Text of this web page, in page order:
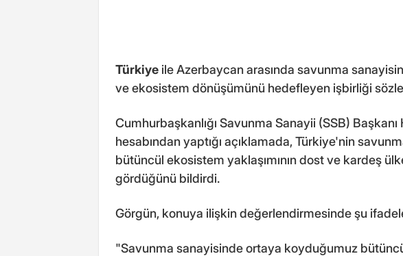
Türkiye ile Azerbaycan arasında savunma
ve ekosistem dönüşümünü hedefleyen işbirliği
Cumhurbaşkanlığı Savunma Sanayii (SSB)
hesabından yaptığı açıklamada, Türkiye'nin
bütüncül ekosistem yaklaşımının dost ve kardeş
gördüğünü bildirdi.
Görgün, konuya ilişkin değerlendirmesinde şu
"Savunma sanayisinde ortaya koyduğumuz